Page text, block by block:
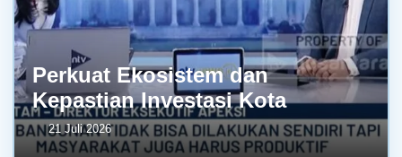
Perkuat Ekosistem dan
Kepastian Investasi Kota
21 Juli 2026